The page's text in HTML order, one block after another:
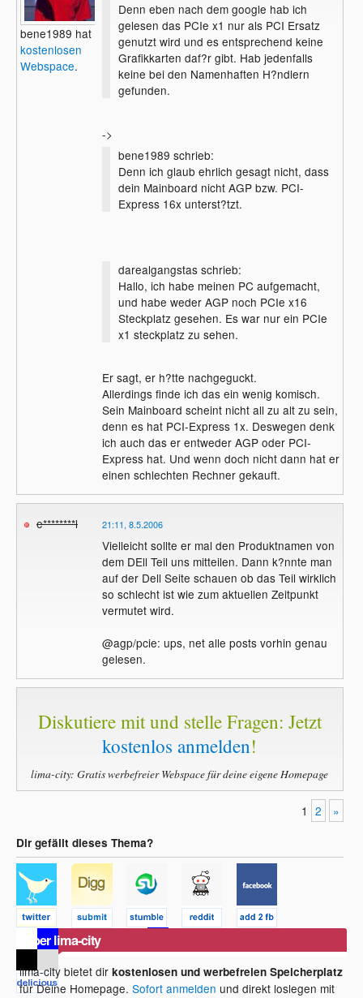
bene1989 hat
kostenlosen
Webspace.
Denn eben nach dem google hab ich
gelesen das PCIe x1 nur als PCI Ersatz
genutzt wird und es entsprechend keine
Grafikkarten daf?r gibt. Hab jedenfalls
keine bei den Namenhaften H?ndlern
gefunden.
->
bene1989 schrieb:
Denn ich glaub ehrlich gesagt nicht, dass
dein Mainboard nicht AGP bzw. PCI-
Express 16x unterst?tzt.
darealgangstas schrieb:
Hallo, ich habe meinen PC aufgemacht,
und habe weder AGP noch PCIe x16
Steckplatz gesehen. Es war nur ein PCIe
x1 steckplatz zu sehen.
Er sagt, er h?tte nachgeguckt.
Allerdings finde ich das ein wenig komisch.
Sein Mainboard scheint nicht all zu alt zu sein,
denn es hat PCI-Express 1x. Deswegen denk
ich auch das er entweder AGP oder PCI-
Express hat. Und wenn doch nicht dann hat er
einen schlechten Rechner gekauft.
e********l 21:11, 8.5.2006
Vielleicht sollte er mal den Produktnamen von
dem DEll Teil uns mitteilen. Dann k?nnte man
auf der Dell Seite schauen ob das Teil wirklich
so schlecht ist wie zum aktuellen Zeitpunkt
vermutet wird.
@agp/pcie: ups, net alle posts vorhin genau
gelesen.
Diskutiere mit und stelle Fragen: Jetzt
kostenlos anmelden!
lima-city: Gratis werbefreier Webspace für deine eigene Homepage
1 2 »
Dir gefällt dieses Thema?
Über lima-city
lima-city bietet dirkostenlosen und werbefreien Speicherplatz
für Deine Homepage.Sofort anmelden und direkt loslegen mit